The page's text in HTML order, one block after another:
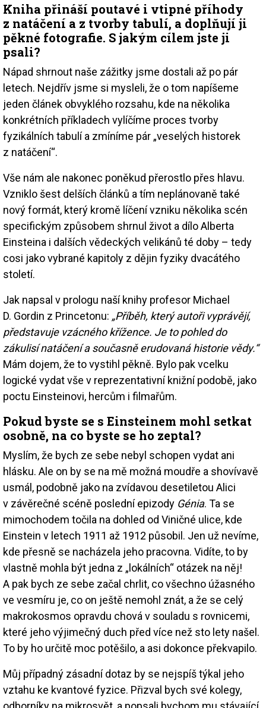
Kniha přináší poutavé i vtipné příhody
z natáčení a z tvorby tabulí, a doplňují ji
pěkné fotografie. S jakým cílem jste ji
psali?
Nápad shrnout naše zážitky jsme dostali až po pár
letech. Nejdřív jsme si mysleli, že o tom napíšeme
jeden článek obvyklého rozsahu, kde na několika
konkrétních příkladech vylíčíme proces tvorby
fyzikálních tabulí a zmíníme pár „veselých historek
z natáčení“.
Vše nám ale nakonec poněkud přerostlo přes hlavu.
Vzniklo šest delších článků a tím neplánovaně také
nový formát, který kromě líčení vzniku několika scén
specifickým způsobem shrnul život a dílo Alberta
Einsteina i dalších vědeckých velikánů té doby – tedy
cosi jako vybrané kapitoly z dějin fyziky dvacátého
století.
Jak napsal v prologu naší knihy profesor Michael
D. Gordin z Princetonu: „Příběh, který autoři vyprávějí,
představuje vzácného křížence. Je to pohled do
zákulisí natáčení a současně erudovaná historie vědy.“
Mám dojem, že to vystihl pěkně. Bylo pak vcelku
logické vydat vše v reprezentativní knižní podobě, jako
poctu Einsteinovi, hercům i filmařům.
Pokud byste se s Einsteinem mohl setkat
osobně, na co byste se ho zeptal?
Myslím, že bych ze sebe nebyl schopen vydat ani
hlásku. Ale on by se na mě možná moudře a shovívavě
usmál, podobně jako na zvídavou desetiletou Alici
v závěrečné scéně poslední epizody Génia. Ta se
mimochodem točila na dohled od Viničné ulice, kde
Einstein v letech 1911 až 1912 působil. Jen už nevíme,
kde přesně se nacházela jeho pracovna. Vidíte, to by
vlastně mohla být jedna z „lokálních“ otázek na něj!
A pak bych ze sebe začal chrlit, co všechno úžasného
ve vesmíru je, co on ještě nemohl znát, a že se celý
makrokosmos opravdu chová v souladu s rovnicemi,
které jeho výjimečný duch před více než sto lety našel.
To by ho určitě moc potěšilo, a asi dokonce překvapilo.
Můj případný zásadní dotaz by se nejspíš týkal jeho
vztahu ke kvantové fyzice. Přizval bych své kolegy,